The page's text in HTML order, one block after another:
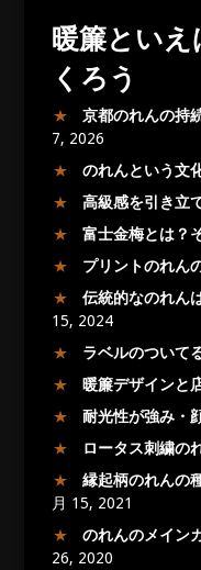
暖簾とい
くろう
京都のれんの持
7, 2026
のれんという文
高級感を引き立
富士金梅とは？
プリントのれん
伝統的なのれん
15, 2024
ラベルのついて
暖簾デザインと
耐光性が強み・
ロータス刺繍の
縁起柄のれんの
月 15, 2021
のれんのメイン
26, 2020